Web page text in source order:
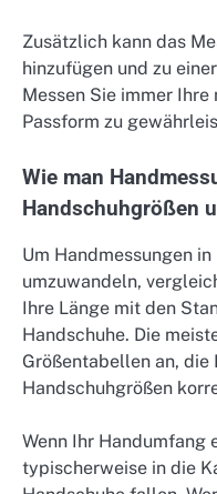
Zusätzlich kann das
hinzufügen und zu
Messen Sie immer
Passform zu
Wie man
Handschuhgrößen
Um Handmessungen
umzuwandeln,
Ihre Länge mit den
Handschuhe. Die
Größentabellen an, die
Handschuhgrößen
Wenn Ihr Handumfang
typischerweise in die